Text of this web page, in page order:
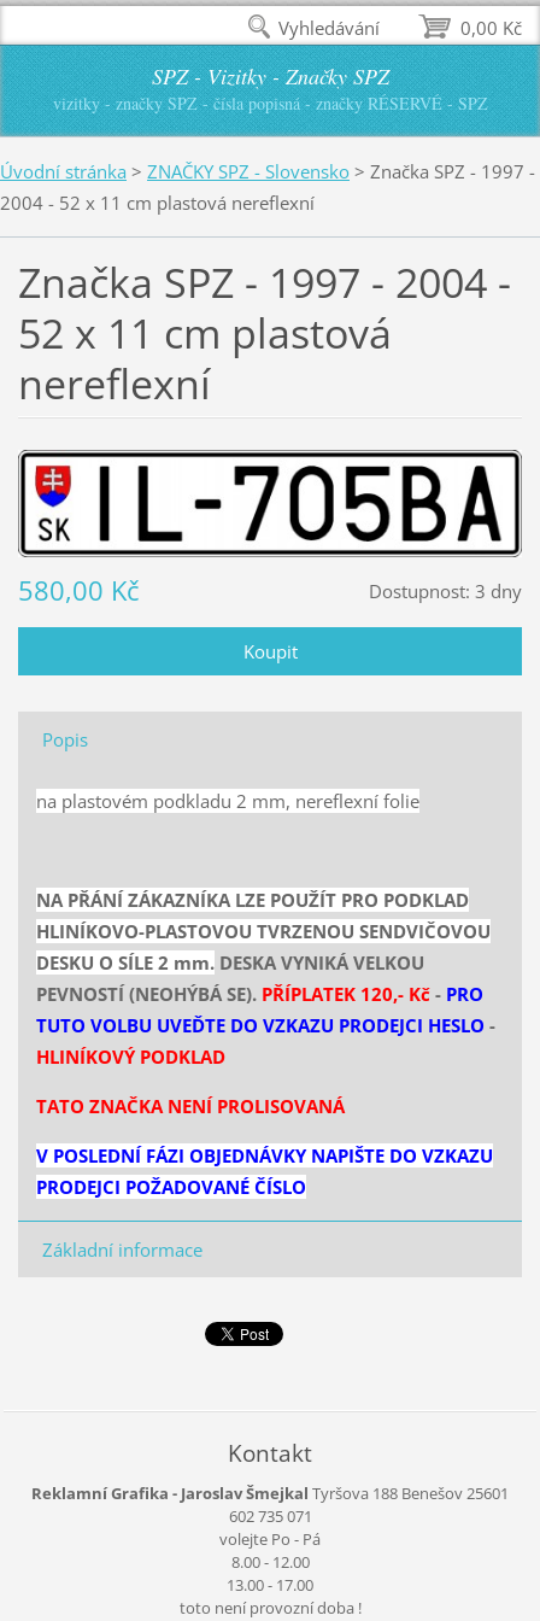
SPZ - Vizitky - Značky SPZ
vizitky - značky SPZ - čísla popisná - značky RÉSERVÉ - SPZ
Úvodní stránka > ZNAČKY SPZ - Slovensko > Značka SPZ - 1997 -
2004 - 52 x 11 cm plastová nereflexní
Značka SPZ - 1997 - 2004 -
52 x 11 cm plastová
nereflexní
Dostupnost: 3 dny
580,00 Kč
Popis
na plastovém podkladu 2 mm, nereflexní folie
NA PŘÁNÍ ZÁKAZNÍKA LZE POUŽÍT PRO PODKLAD
HLINÍKOVO-PLASTOVOU TVRZENOU SENDVIČOVOU
DESKU O SÍLE 2 mm.DESKA VYNIKÁ VELKOU
PEVNOSTÍ (NEOHÝBÁ SE). PŘÍPLATEK 120,- Kč-PRO
TUTO VOLBU UVEĎTE DO VZKAZU PRODEJCI HESLO -
HLINÍKOVÝ PODKLAD
TATO ZNAČKA NENÍ PROLISOVANÁ
V POSLEDNÍ FÁZI OBJEDNÁVKY NAPIŠTE DO VZKAZU
PRODEJCI POŽADOVANÉ ČÍSLO
Základní informace
Kontakt
Reklamní Grafika - Jaroslav Šmejkal Tyršova 188 Benešov25601
602 735 071
volejte Po - Pá
8.00 - 12.00
13.00 - 17.00
toto není provozní doba !
0,00 Kč
Vyhledávání